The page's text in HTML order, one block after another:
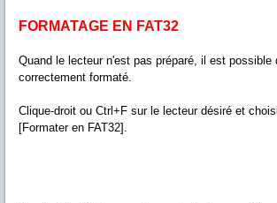
FORMATAGE EN FAT32
Quand le lecteur n'est pas préparé, il est possible
correctement formaté.
Clique-droit ou Ctrl+F sur le lecteur désiré et
[Formater en FAT32].